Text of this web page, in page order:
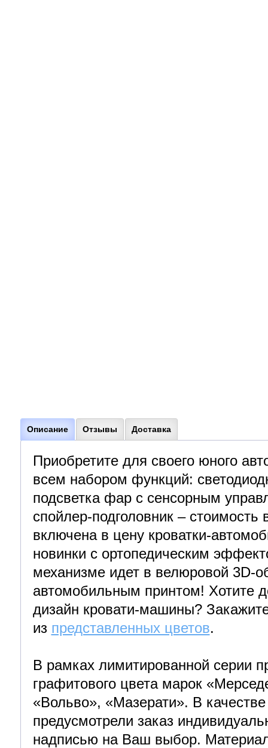
Описание Отзывы Доставка
Приобретите для своего юного
всем набором функций:
подсветка фар с сенсорным
спойлер-подголовник – стоимость
включена в цену кроватки-
новинки с ортопедическим
механизме идет в велюровой 3D-
автомобильным принтом! Хотите
дизайн кровати-машины?
из представленных цветов.
В рамках лимитированной серии
графитового цвета марок
«Вольво», «Мазерати». В
предусмотрели заказ
надписью на Ваш выбор.